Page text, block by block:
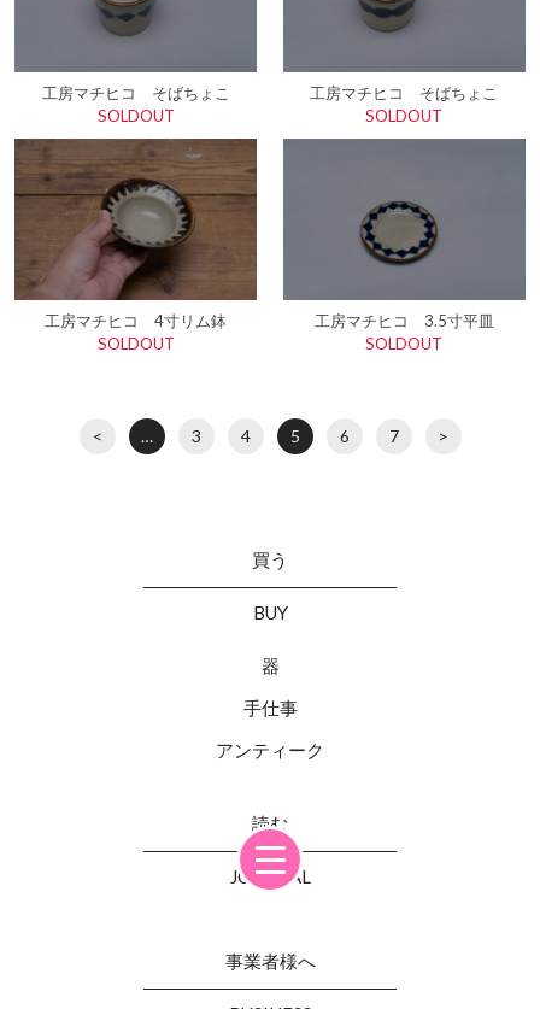
工房マチヒコ そばちょこ
SOLDOUT
工房マチヒコ そばちょこ
SOLDOUT
工房マチヒコ 4寸リム鉢
SOLDOUT
工房マチヒコ 3.5寸平皿
SOLDOUT
< … 3 4 5 6 7 >
買う
BUY
器
手仕事
アンティーク
読む
JOURNAL
事業者様へ